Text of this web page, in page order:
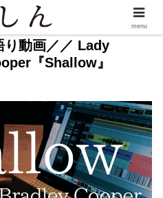
り動画／／ Lady
『Shallow』
menu